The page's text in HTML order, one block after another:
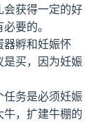
会获得一定的好
要的。
孵和妊娠怀
买，因为妊娠
任务是必须妊娠
，扩建牛棚的